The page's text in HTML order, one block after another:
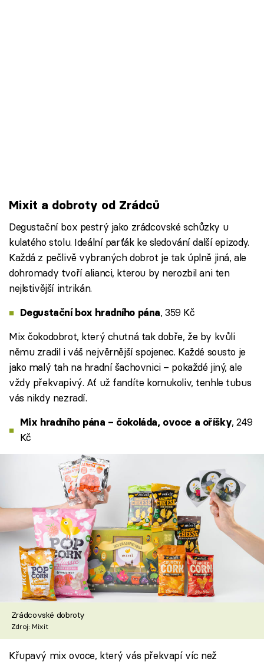
Mixit a dobroty od Zrádců
Degustační box pestrý jako zrádcovské schůzky u
kulatého stolu. Ideální parťák ke sledování další epizody.
Každá z pečlivě vybraných dobrot je tak úplně jiná, ale
dohromady tvoří alianci, kterou by nerozbil ani ten
nejlstivější intrikán.
Degustační box hradního pána, 359 Kč
Mix čokodobrot, který chutná tak dobře, že by kvůli
němu zradil i váš nejvěrnější spojenec. Každé sousto je
jako malý tah na hradní šachovnici – pokaždé jiný, ale
vždy překvapivý. Ať už fandíte komukoliv, tenhle tubus
vás nikdy nezradí.
Mix hradního pána – čokoláda, ovoce a oříšky, 249
Kč
Zrádcovské dobroty
Zdroj: Mixit
Křupavý mix ovoce, který vás překvapí víc než